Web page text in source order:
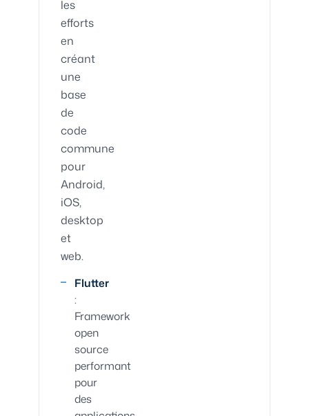
les
efforts
en
créant
une
base
de
code
commune
pour
Android,
iOS,
desktop
et
web.
Flutter
:
Framework
open
source
performant
pour
des